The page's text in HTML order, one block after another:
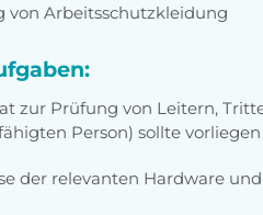
von Arbeitsschutzkleidung
zur Prüfung von Leitern,
Person) sollte vorliegen
der relevanten Hardware